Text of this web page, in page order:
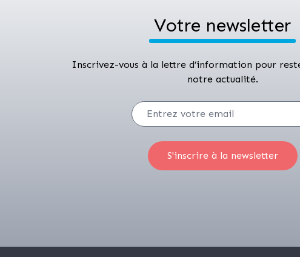
Votre newsletter
Inscrivez-vous à la lettre d’information pour
notre actualité.